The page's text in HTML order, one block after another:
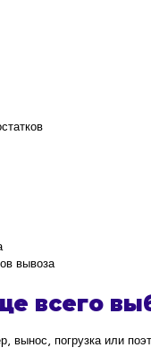
вывоза
всего
вынос, погрузка или